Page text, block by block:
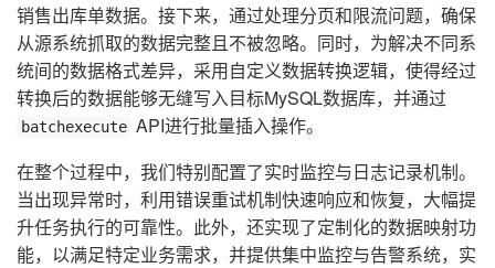
销售出库单数据。接下来，通过处理分页和限流问题，确保
从源系统抓取的数据完整且不被忽略。同时，为解决不同系
统间的数据格式差异，采用自定义数据转换逻辑，使得经过
转换后的数据能够无缝写入目标MySQL数据库，并通过
batchexecute API进行批量插入操作。
在整个过程中，我们特别配置了实时监控与日志记录机制。
当出现异常时，利用错误重试机制快速响应和恢复，大幅提
升任务执行的可靠性。此外，还实现了定制化的数据映射功
能，以满足特定业务需求，并提供集中监控与告警系统，实